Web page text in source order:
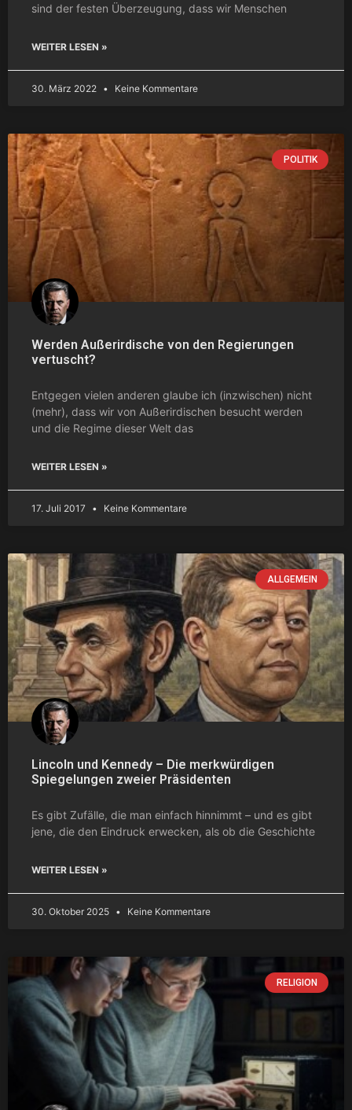
sind der festen Überzeugung, dass wir Menschen
WEITER LESEN »
30. März 2022 Keine Kommentare
POLITIK
Werden Außerirdische von den Regierungen
vertuscht?
Entgegen vielen anderen glaube ich (inzwischen) nicht
(mehr), dass wir von Außerirdischen besucht werden
und die Regime dieser Welt das
WEITER LESEN »
17. Juli 2017 Keine Kommentare
ALLGEMEIN
Lincoln und Kennedy – Die merkwürdigen
Spiegelungen zweier Präsidenten
Es gibt Zufälle, die man einfach hinnimmt – und es gibt
jene, die den Eindruck erwecken, als ob die Geschichte
WEITER LESEN »
30. Oktober 2025 Keine Kommentare
RELIGION